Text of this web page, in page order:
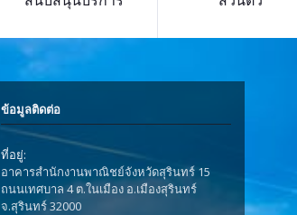
ข้อมูลติดต่อ
ที่อยู่:
อาคารสำนักงานพาณิชย์จังหวัดสุรินทร์ 15
ถนนเทศบาล 4 ต.ในเมือง อ.เมืองสุรินทร์
จ.สุรินทร์ 32000